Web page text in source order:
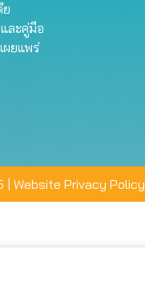
ย
ละคู่มือ
ผยแพร่
Website Privacy Policy